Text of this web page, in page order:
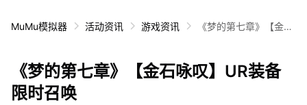
MuMu模拟器 活动资讯 游戏资讯
《梦的第七章》【金石
《梦的第七章》【金石咏叹】UR装备
限时召唤